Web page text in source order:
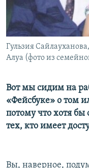
Гульзия
Алуа (фото из
Вот мы сидим на
«Фейсбуке» о том
потому что хотя бы
тех, кто имеет
Вы, наверное,